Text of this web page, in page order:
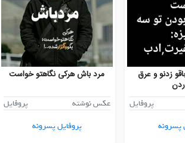
زدنو و عرق
پروفایل
پسرونه
مرد باش هرکی نگاهتو خواست
عکس نوشته
پروفایل
پروفایل پسرونه